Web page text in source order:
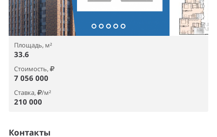
Площадь, м²
33.6
Стоимость,
7 056 000
Ставка, /м²
210 000
Контакты